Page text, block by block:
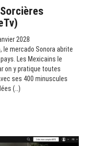
2028
mercado Sonora abrite
Les Mexicains le
on y pratique toutes
ses 400 minuscules
(…)